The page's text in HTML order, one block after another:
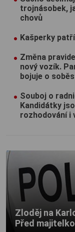
trojnásobek,
chovů
Kašperky
Změna
nový vozík.
bojuje o
Souboj o
Kandidátky
rozhodování i
Zloděj na
Před